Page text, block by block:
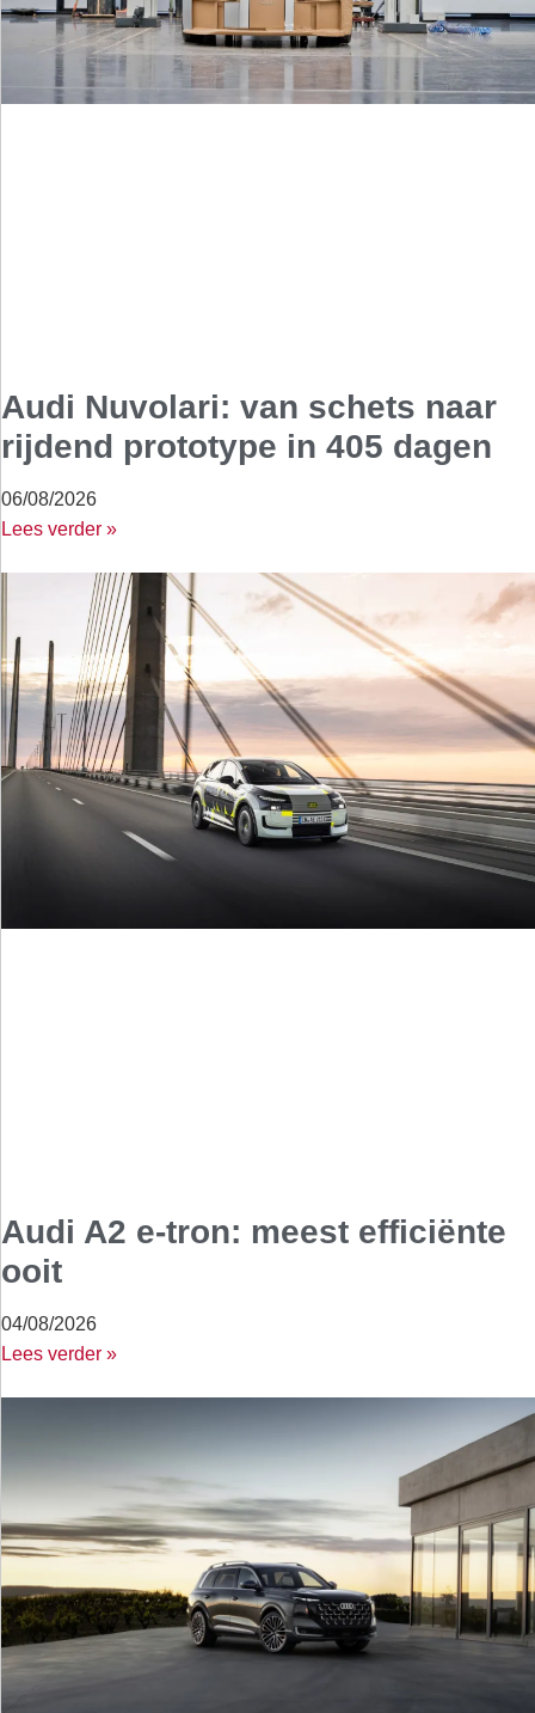
Audi Nuvolari: van schets naar
rijdend prototype in 405 dagen
06/08/2026
Lees verder »
Audi A2 e-tron: meest efficiënte
ooit
04/08/2026
Lees verder »